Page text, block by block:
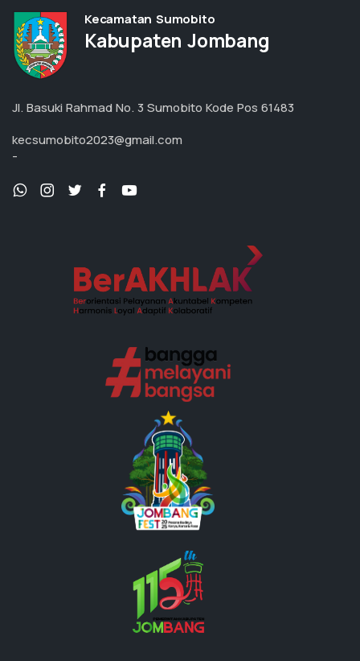
Kecamatan Sumobito
Kabupaten Jombang
Jl. Basuki Rahmad No. 3 Sumobito Kode Pos 61483
kecsumobito2023@gmail.com
-